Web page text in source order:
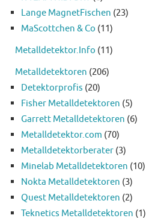
Lange MagnetFischen (23)
MaScottchen & Co (11)
Metalldetektor.Info (11)
Metalldetektoren (206)
Detektorprofis (20)
Fisher Metalldetektoren (5)
Garrett Metalldetektoren (6)
Metalldetektor.com (70)
Metalldetektorberater (3)
Minelab Metalldetektoren (10)
Nokta Metalldetektoren (3)
Quest Metalldetektoren (2)
Teknetics Metalldetektoren (1)